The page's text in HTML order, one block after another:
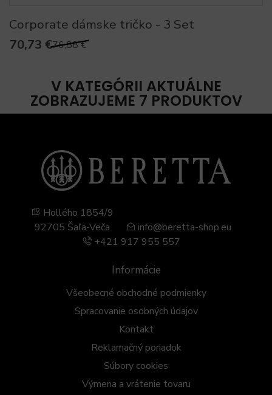
Corporate dámske tričko - 3 Set
70,73 €76,88 €
V KATEGÓRII AKTUÁLNE
ZOBRAZUJEME 7 PRODUKTOV
Informácie
Všeobecné obchodné podmienky
Spracovanie osobných údajov
Kontakt
Reklamačný poriadok
Súbory cookies
Výmena a vrátenie tovaru
Hollého 1854/9
92705 Šaľa-Veča
info@beretta-shop.eu
+421 917 955 557